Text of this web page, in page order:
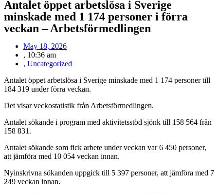
Antalet öppet arbetslösa i Sverige
minskade med 1 174 personer i förra
veckan – Arbetsförmedlingen
May 18, 2026
, 10:36 am
, Uncategorized
Antalet öppet arbetslösa i Sverige minskade med 1 174 personer till
184 319 under förra veckan.
Det visar veckostatistik från Arbetsförmedlingen.
Antalet sökande i program med aktivitetsstöd sjönk till 158 564 från
158 831.
Antalet sökande som fick arbete under veckan var 6 450 personer,
att jämföra med 10 054 veckan innan.
Nyinskrivna sökanden uppgick till 5 397 personer, att jämföra med 7
249 veckan innan.